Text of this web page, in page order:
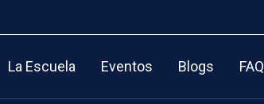
La Escuela Eventos Blogs FAQ